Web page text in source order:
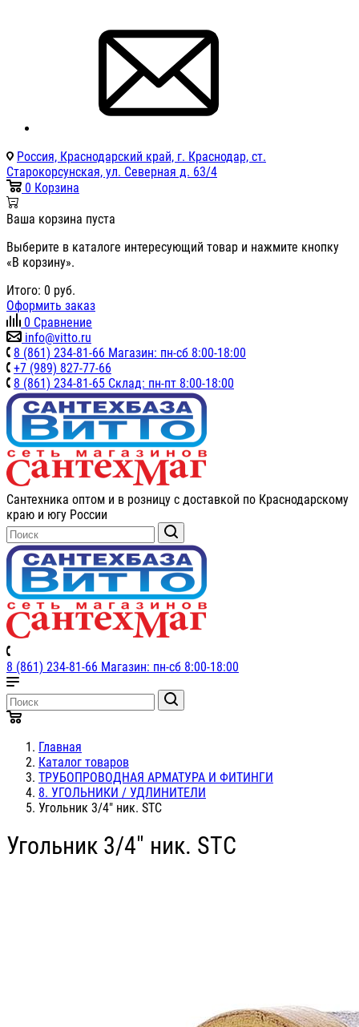
Россия, Краснодарский край, г. Краснодар, ст.
Старокорсунская, ул. Северная д. 63/4
0 Корзина
Ваша корзина пуста
Выберите в каталоге интересующий товар и нажмите кнопку
«В корзину».
Итого: 0 руб.
Оформить заказ
0 Сравнение
info@vitto.ru
8 (861) 234-81-66 Магазин: пн-сб 8:00-18:00
+7 (989) 827-77-66
8 (861) 234-81-65 Склад: пн-пт 8:00-18:00
Сантехника оптом и в розницу с доставкой по Краснодарскому
краю и югу России
8 (861) 234-81-66 Магазин: пн-сб 8:00-18:00
Главная
Каталог товаров
ТРУБОПРОВОДНАЯ АРМАТУРА И ФИТИНГИ
8. УГОЛЬНИКИ / УДЛИНИТЕЛИ
Угольник 3/4" ник. STC
Угольник 3/4" ник. STC